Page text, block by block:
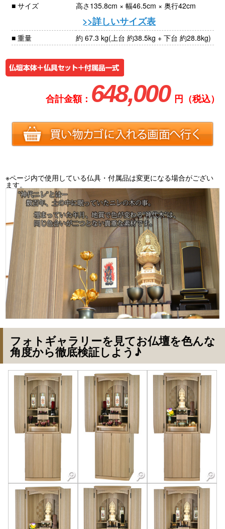
■ サイズ
高さ135.8cm × 幅46.5cm × 奥行42cm
>>詳しいサイズ表
■ 重量 約 67.3 kg(上台 約38.5kg + 下台 約28.8kg)
合計金額： 648,000 円（税込）
※ページ内で使用している仏具・付属品は変更になる場合がござい
ます。
フォトギャラリーを見てお仏壇を色んな
角度から徹底検証しよう♪